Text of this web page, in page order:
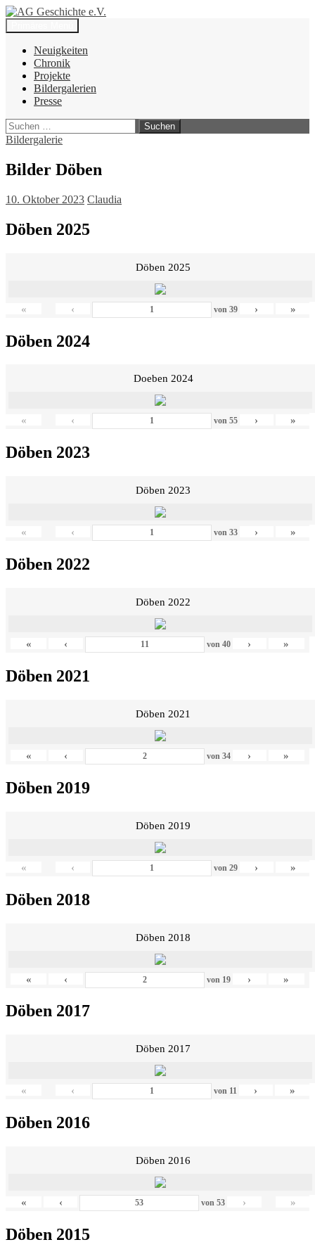
Zum
Inhalt
springen
AG Geschichte e.V.
Suchen
Neuigkeiten
Chronik
Projekte
Bildergalerien
Presse
Suchen
nach:
Bildergalerie
Bilder Döben
10. Oktober 2023 Claudia
Döben 2025
Döben 2025
« ‹ von 39 › »
Döben 2024
Doeben 2024
« ‹ von 55 › »
Döben 2023
Döben 2023
« ‹ von 33 › »
Döben 2022
Döben 2022
« ‹ von 40 › »
Döben 2021
Döben 2021
« ‹ von 34 › »
Döben 2019
Döben 2019
« ‹ von 29 › »
Döben 2018
Döben 2018
« ‹ von 19 › »
Döben 2017
Döben 2017
« ‹ von 11 › »
Döben 2016
Döben 2016
« ‹ von53 › »
Döben 2015